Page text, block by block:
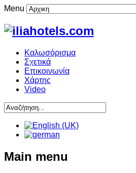
Menu
Καλωσόρισμα
Σχετικά
Επικοινωνία
Χάρτης
Video
Main menu